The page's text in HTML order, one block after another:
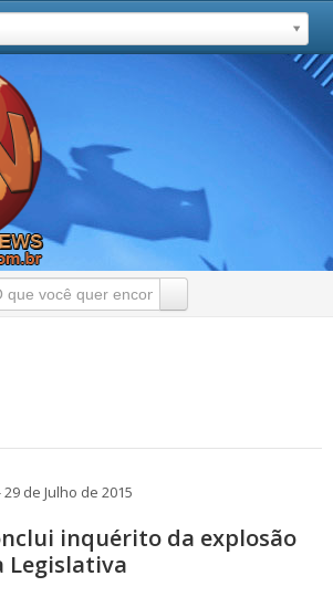
de Julho de 2015
inquérito da explosão
Legislativa